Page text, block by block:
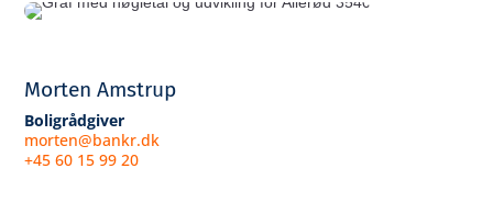
Morten Amstrup
Boligrådgiver
morten@bankr.dk
+45 60 15 99 20